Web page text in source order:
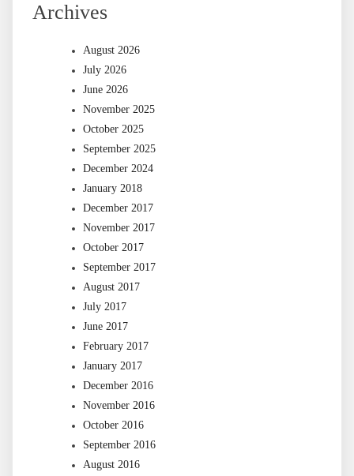
Archives
August 2026
July 2026
June 2026
November 2025
October 2025
September 2025
December 2024
January 2018
December 2017
November 2017
October 2017
September 2017
August 2017
July 2017
June 2017
February 2017
January 2017
December 2016
November 2016
October 2016
September 2016
August 2016